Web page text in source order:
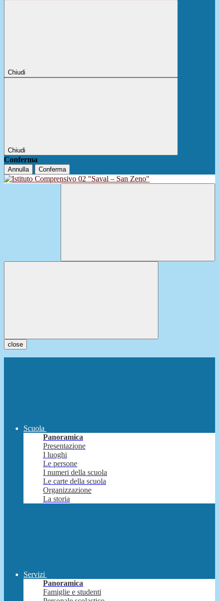
Chiudi
Chiudi
Conferma
Annulla Conferma
close
Scuola
Panoramica
Presentazione
I luoghi
Le persone
I numeri della scuola
Le carte della scuola
Organizzazione
La storia
Servizi
Panoramica
Famiglie e studenti